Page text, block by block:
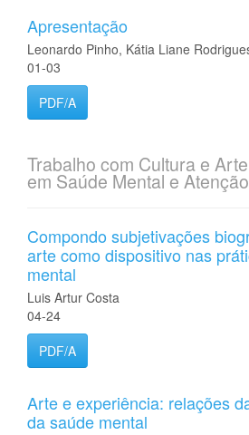
Apresentação
Leonardo Pinho, Kátia Liane
01-03
PDF/A
Trabalho com Cultura e
em Saúde Mental e
Compondo subjetivações
arte como dispositivo nas
mental
Luis Artur Costa
04-24
PDF/A
Arte e experiência: relações
da saúde mental